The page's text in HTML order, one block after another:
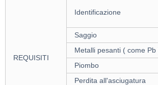
REQUISITI
Identificazione
Saggio
Metalli pesanti ( come Pb
Piombo
Perdita all'asciugatura